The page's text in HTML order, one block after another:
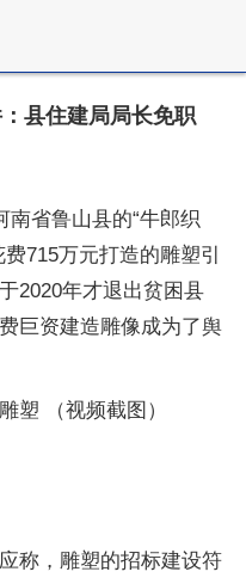
县住建局局长免职
南省鲁山县的“牛郎织
715万元打造的雕塑引
2020年才退出贫困县
巨资建造雕像成为了舆
塑 （视频截图）
称，雕塑的招标建设符